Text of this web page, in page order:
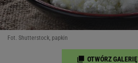
Fot. Shutterstock, papkin
OTWÓRZ GALERIĘ